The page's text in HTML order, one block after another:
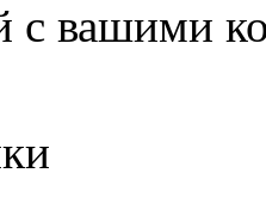
с вашими